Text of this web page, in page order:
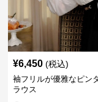
¥6,450 (税込)
袖フリルが優雅なピン
ラウス